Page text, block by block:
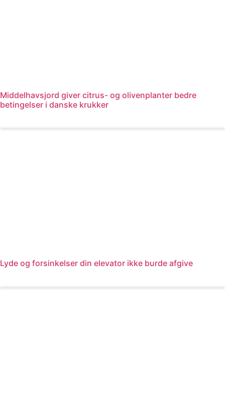
Middelhavsjord giver citrus- og olivenplanter bedre
betingelser i danske krukker
Lyde og forsinkelser din elevator ikke burde afgive